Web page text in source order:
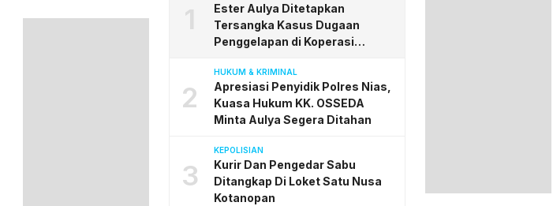
1
Ester Aulya Ditetapkan
Tersangka Kasus Dugaan
Penggelapan di Koperasi
Penyidik Polres Nias
2
HUKUM & KRIMINAL
Apresiasi Penyidik Polres Nias,
Kuasa Hukum KK. OSSEDA
Minta Aulya Segera Ditahan
3
KEPOLISIAN
Kurir Dan Pengedar Sabu
Ditangkap Di Loket Satu Nusa
Kotanopan